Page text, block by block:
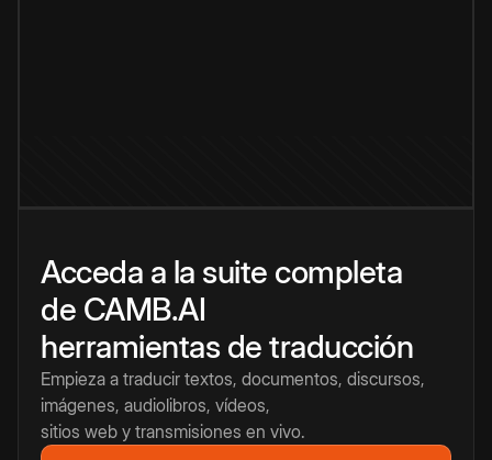
Acceda a la suite completa
de CAMB.AI
herramientas de traducción
Empieza a traducir textos, documentos, discursos,
imágenes, audiolibros, vídeos,
sitios web y transmisiones en vivo.